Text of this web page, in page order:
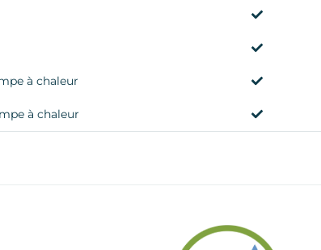
à chaleur
à chaleur